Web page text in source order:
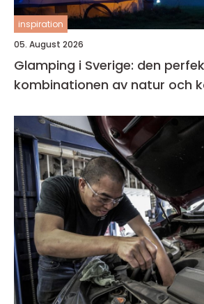
inspiration
05. August 2026
Glamping i Sverige: den
kombinationen av natur och